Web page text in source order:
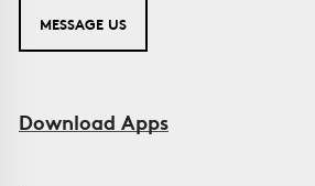
MESSAGE US
Download Apps